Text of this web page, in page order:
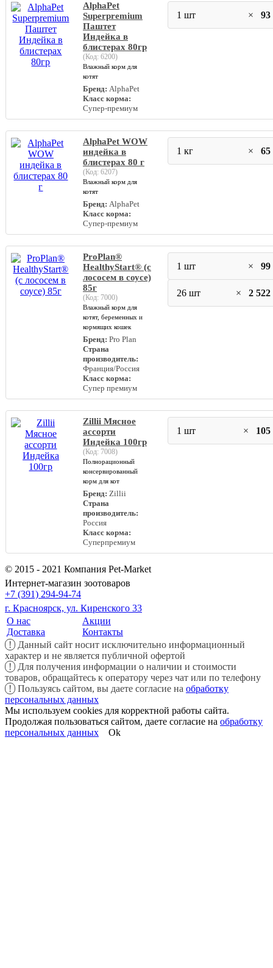
AlphaPet
Superpremium
Паштет
Индейка в
блистерах 80гр
(Код: 6200)
Влажный корм для
котят
Бренд: AlphaPet
Класс корма:
Супер-премиум
1 шт ×
AlphaPet WOW
индейка в
блистерах 80 г
(Код: 6207)
Влажный корм для
котят
Бренд: AlphaPet
Класс корма:
Супер-премиум
1 кг ×
ProPlan®
HealthyStart® (с
лососем в соусе)
85г
(Код: 7000)
Влажный корм для
котят, беременных и
кормящих кошек
Бренд: Pro Plan
Страна
производитель:
Франция/Россия
Класс корма:
Супер премиум
1 шт ×
26 шт × 2
Zillii Мясное
ассорти
Индейка 100гр
(Код: 7008)
Полнорационный
консервированный
корм для кот
Бренд: Zillii
Страна
производитель:
Россия
Класс корма:
Суперпремиум
1 шт ×
© 2015 - 2021 Компания Pet-Market
Интернет-магазин зоотоваров
+7 (391) 294-94-74
г. Красноярск, ул. Киренского 33
О нас
Доставка
Акции
Контакты
!
Данный сайт носит исключительно информационный
характер и не является публичной офертой
!
Для получения информации о наличии и стоимости
товаров, обращайтесь к оператору через чат или по телефону
!
Пользуясь сайтом, вы даете согласие на обработку
персональных данных
Мы используем cookies для корректной работы сайта.
Продолжая пользоваться сайтом, даете согласие на обработку
персональных данных
Ok